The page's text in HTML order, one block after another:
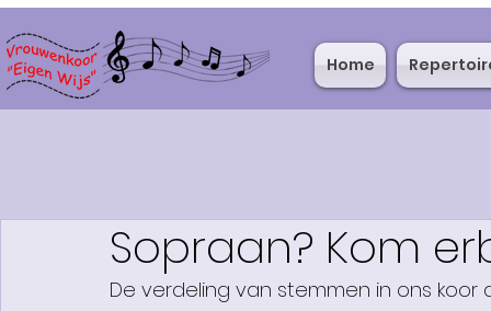
Home
Sopraan? Kom
De verdeling van stemmen in ons